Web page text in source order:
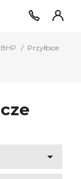
BHP
Przyłbice
